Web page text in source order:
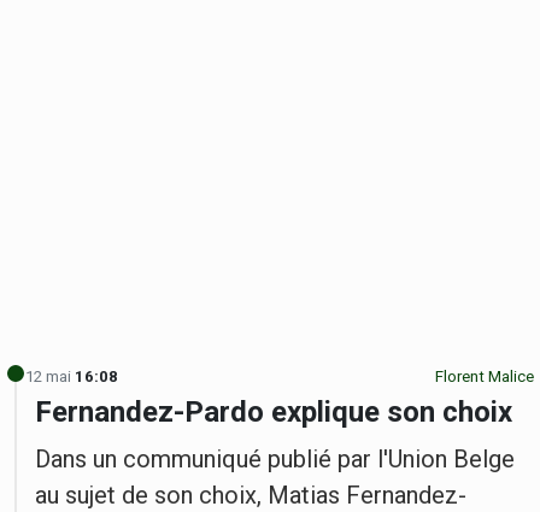
12 mai 16:08 Florent Malice
Fernandez-Pardo explique son choix
Dans un communiqué publié par l'Union Belge
au sujet de son choix, Matias Fernandez-